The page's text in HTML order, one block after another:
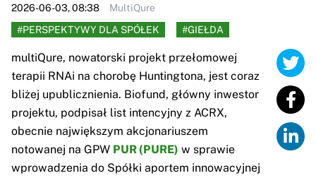
2026-06-03, 08:38
MultiQure
#PERSPEKTYWY DLA SPÓŁEK
#GIEŁDA
multiQure, nowatorski projekt przełomowej
terapii RNAi na chorobę Huntingtona, jest coraz
bliżej upublicznienia. Biofund, główny inwestor
projektu, podpisał list intencyjny z ACRX,
obecnie największym akcjonariuszem
notowanej na GPW PUR (PURE) w sprawie
wprowadzenia do Spółki aportem innowacyjnej